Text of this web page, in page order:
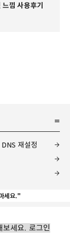
낌 사용후기
재설정
세요."
세요. 로그인